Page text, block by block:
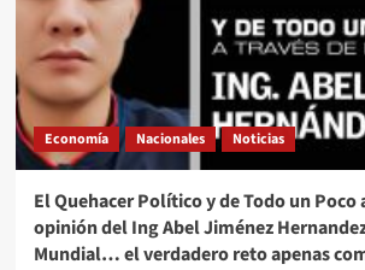
Economía Nacionales Noticias
El Quehacer Político y de Todo un Poco
opinión del Ing Abel Jiménez
Mundial… el verdadero reto apenas